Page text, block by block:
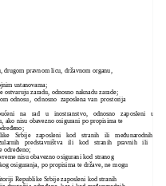
drugom pravnom licu, državnom organu,
ustanovama;
zaradu, odnosno naknadu zarade;
odnosu, odnosno zaposlena van prostorija
na rad u inostranstvo, odnosno zaposleni u
ako nisu obavezno osigurani po propisima te
Srbije zaposleni kod stranih ili međunarodnih
predstavništva ili kod stranih pravnih ili
određeno;
nisu obavezno osigurani kod stranog
osiguranja, po propisima te države, ne mogu
Republike Srbije zaposleni kod stranih